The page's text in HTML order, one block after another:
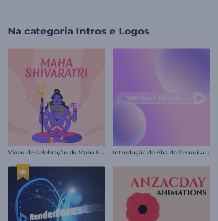
Na categoria Intros e Logos
V
ídeo de Celebração do Maha Shivratri I
ntrodução de Aba de Pesquisa na Web